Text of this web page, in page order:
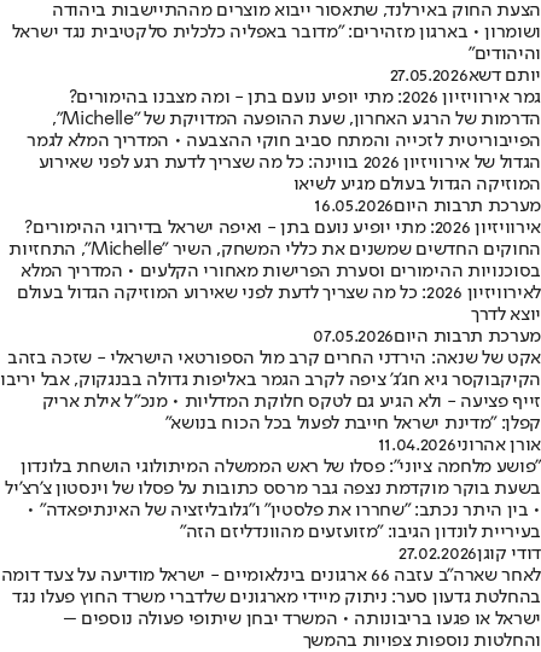
הצעת החוק באירלנד, שתאסור ייבוא מוצרים מההתיישבות ביהודה
ושומרון • בארגון מזהירים: "מדובר באפליה כלכלית סלקטיבית נגד ישראל
והיהודים"
יותם דשא27.05.2026
גמר אירוויזיון 2026: מתי יופיע נועם בתן - ומה מצבנו בהימורים?
הדרמות של הרגע האחרון, שעת ההופעה המדויקת של "Michelle",
הפייבוריטית לזכייה והמתח סביב חוקי ההצבעה • המדריך המלא לגמר
הגדול של אירוויזיון 2026 בווינה: כל מה שצריך לדעת רגע לפני שאירוע
המוזיקה הגדול בעולם מגיע לשיאו
מערכת תרבות היום16.05.2026
אירוויזיון 2026: מתי יופיע נועם בתן - ואיפה ישראל בדירוגי ההימורים?
החוקים החדשים שמשנים את כללי המשחק, השיר "Michelle", התחזיות
בסוכנויות ההימורים וסערת הפרישות מאחורי הקלעים • המדריך המלא
לאירוויזיון 2026: כל מה שצריך לדעת לפני שאירוע המוזיקה הגדול בעולם
יוצא לדרך
מערכת תרבות היום07.05.2026
אקט של שנאה: הירדני החרים קרב מול הספורטאי הישראלי - שזכה בזהב
הקיקבוקסר גיא חג'ג' ציפה לקרב הגמר באליפות גדולה בבנגקוק, אבל יריבו
זייף פציעה - ולא הגיע גם לטקס חלוקת המדליות • מנכ"ל אילת אריק
קפלן: "מדינת ישראל חייבת לפעול בכל הכוח בנושא"
אורן אהרוני11.04.2026
"פושע מלחמה ציוני": פסלו של ראש הממשלה המיתולוגי הושחת בלונדון
בשעת בוקר מוקדמת נצפה גבר מרסס כתובות על פסלו של וינסטון צ'רצ'יל
• בין היתר נכתב: "שחררו את פלסטין" ו"גלובליזציה של האינתיפאדה" •
בעיריית לונדון הגיבו: "מזועזעים מהוונדליזם הזה"
דודי קוגן27.02.2026
לאחר שארה״ב עזבה 66 ארגונים בינלאומיים - ישראל מודיעה על צעד דומה
בהחלטת גדעון סער: ניתוק מיידי מארגונים שלדברי משרד החוץ פעלו נגד
ישראל או פגעו בריבונותה • המשרד יבחן שיתופי פעולה נוספים –
והחלטות נוספות צפויות בהמשך